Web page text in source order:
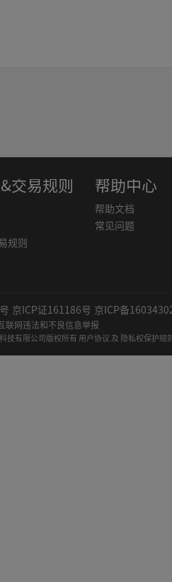
交易规则
规则
帮助中心
帮助文档
常见问题
京ICP证161186号 京ICP备
联网违法和不良信息举报
技有限公司版权所有 用户协议 及 隐私权保护规